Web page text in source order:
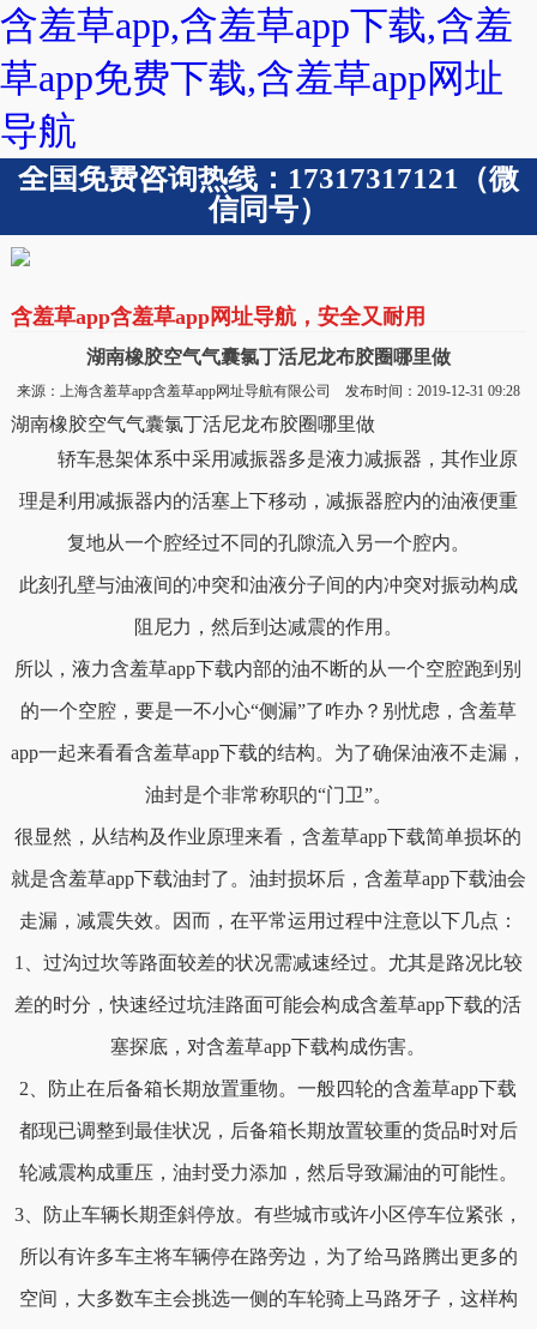
含羞草app,含羞草app下载,含羞
草app免费下载,含羞草app网址
导航
全国免费咨询热线：17317317121（微
信同号）
含羞草app含羞草app网址导航，安全又耐用
湖南橡胶空气气囊氯丁活尼龙布胶圈哪里做
来源：上海含羞草app含羞草app网址导航有限公司 发布时间：2019-12-31 09:28
湖南橡胶空气气囊氯丁活尼龙布胶圈哪里做
轿车悬架体系中采用减振器多是液力减振器，其作业原
理是利用减振器内的活塞上下移动，减振器腔内的油液便重
复地从一个腔经过不同的孔隙流入另一个腔内。
此刻孔壁与油液间的冲突和油液分子间的内冲突对振动构成
阻尼力，然后到达减震的作用。
所以，液力含羞草app下载内部的油不断的从一个空腔跑到别
的一个空腔，要是一不小心“侧漏”了咋办？别忧虑，含羞草
app一起来看看含羞草app下载的结构。为了确保油液不走漏，
油封是个非常称职的“门卫”。
很显然，从结构及作业原理来看，含羞草app下载简单损坏的
就是含羞草app下载油封了。油封损坏后，含羞草app下载油会
走漏，减震失效。因而，在平常运用过程中注意以下几点：
1、过沟过坎等路面较差的状况需减速经过。尤其是路况比较
差的时分，快速经过坑洼路面可能会构成含羞草app下载的活
塞探底，对含羞草app下载构成伤害。
2、防止在后备箱长期放置重物。一般四轮的含羞草app下载
都现已调整到最佳状况，后备箱长期放置较重的货品时对后
轮减震构成重压，油封受力添加，然后导致漏油的可能性。
3、防止车辆长期歪斜停放。有些城市或许小区停车位紧张，
所以有许多车主将车辆停在路旁边，为了给马路腾出更多的
空间，大多数车主会挑选一侧的车轮骑上马路牙子，这样构